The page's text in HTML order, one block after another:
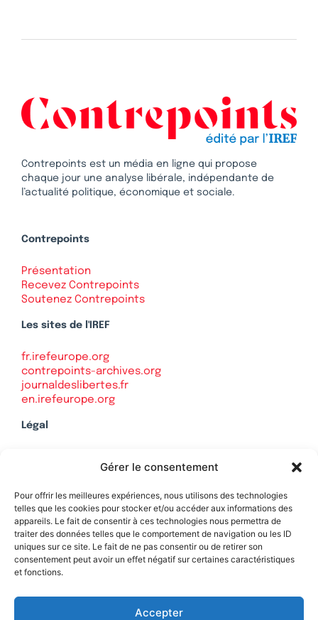
Gérer le consentement
Pour offrir les meilleures expériences, nous utilisons des technologies
telles que les cookies pour stocker et/ou accéder aux informations des
appareils. Le fait de consentir à ces technologies nous permettra de
traiter des données telles que le comportement de navigation ou les ID
uniques sur ce site. Le fait de ne pas consentir ou de retirer son
consentement peut avoir un effet négatif sur certaines caractéristiques
et fonctions.
Accepter
Contrepoints est un média en ligne qui propose
chaque jour une analyse libérale, indépendante de
l’actualité politique, économique et sociale.
Contrepoints
Présentation
Recevez Contrepoints
Soutenez Contrepoints
Les sites de l'IREF
fr.irefeurope.org
contrepoints-archives.org
journaldeslibertes.fr
en.irefeurope.org
Légal
Politique de confidentialité
Contact
Soutenez Contrepoints